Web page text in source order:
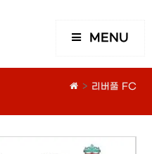
MENU
> 리버풀 FC